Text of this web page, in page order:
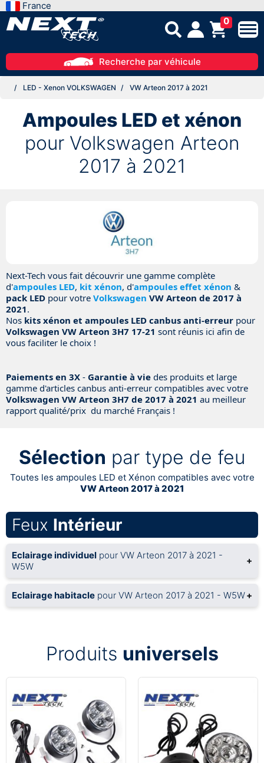
France
0
Recherche par véhicule
LED - Xenon VOLKSWAGEN VW Arteon 2017 à 2021
Ampoules LED et xénon
pour Volkswagen Arteon
2017 à 2021
Next-Tech vous fait découvrir une gamme complète
d'ampoules LED, kit xénon, d'ampoules effet xénon &
pack LED pour votre Volkswagen VW Arteon de 2017 à
2021.
Nos kits xénon et ampoules LED canbus anti-erreur pour
Volkswagen VW Arteon 3H7 17-21 sont réunis ici afin de
vous faciliter le choix !
Paiements en 3X - Garantie à vie des produits et large
gamme d'articles canbus anti-erreur compatibles avec votre
Volkswagen VW Arteon 3H7 de 2017 à 2021 au meilleur
rapport qualité/prix du marché Français !
Sélection par type de feu
Toutes les ampoules LED et Xénon compatibles avec votre
VW Arteon 2017 à 2021
Feux Intérieur
Eclairage individuel pour VW Arteon 2017 à 2021 -
W5W
+
Eclairage habitacle pour VW Arteon 2017 à 2021 - W5W+
Produits universels